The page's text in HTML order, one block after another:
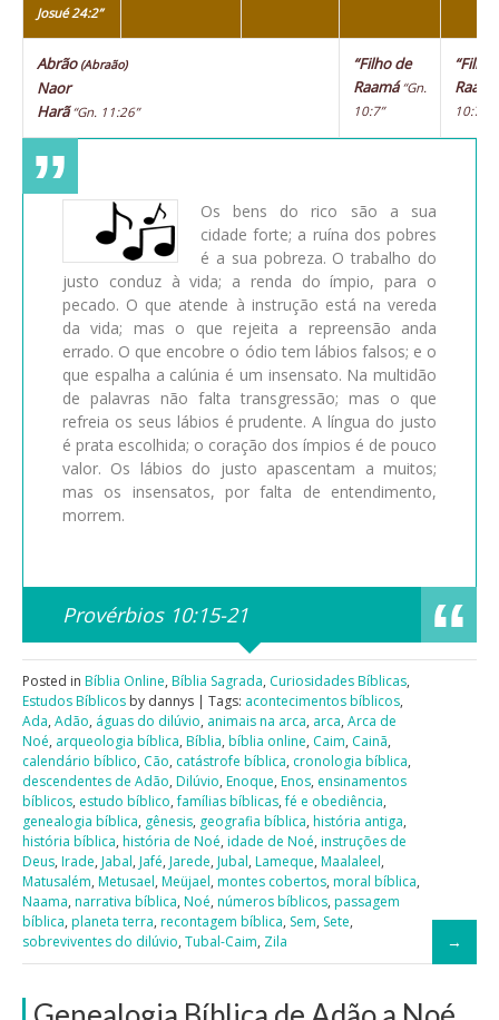
Josué 24:2”
Abrão (Abraão)
Naor
Harã“Gn. 11:26”
“Filho de
Raamá“Gn.
10:7”
“Filho
10:7”
Os bens do rico são a sua
cidade forte; a ruína dos pobres
é a sua pobreza. O trabalho do
justo conduz à vida; a renda do ímpio, para o
pecado. O que atende à instrução está na vereda
da vida; mas o que rejeita a repreensão anda
errado. O que encobre o ódio tem lábios falsos; e o
que espalha a calúnia é um insensato. Na multidão
de palavras não falta transgressão; mas o que
refreia os seus lábios é prudente. A língua do justo
é prata escolhida; o coração dos ímpios é de pouco
valor. Os lábios do justo apascentam a muitos;
mas os insensatos, por falta de entendimento,
morrem.
Provérbios 10:15-21
Posted in Bíblia Online, Bíblia Sagrada, Curiosidades Bíblicas,
Estudos Bíblicos by dannys | Tags: acontecimentos bíblicos,
Ada, Adão, águas do dilúvio, animais na arca, arca, Arca de
Noé, arqueologia bíblica, Bíblia, bíblia online, Caim, Cainã,
calendário bíblico, Cão, catástrofe bíblica, cronologia bíblica,
descendentes de Adão, Dilúvio, Enoque, Enos, ensinamentos
bíblicos, estudo bíblico,famílias bíblicas,fé e obediência,
genealogia bíblica, gênesis, geografia bíblica, história antiga,
história bíblica, história de Noé, idade de Noé, instruções de
Deus, Irade, Jabal, Jafé, Jarede, Jubal, Lameque, Maalaleel,
Matusalém, Metusael, Meüjael, montes cobertos, moral bíblica,
Naama, narrativa bíblica, Noé, números bíblicos, passagem
bíblica, planeta terra, recontagem bíblica, Sem, Sete,
sobreviventes do dilúvio, Tubal-Caim, Zila